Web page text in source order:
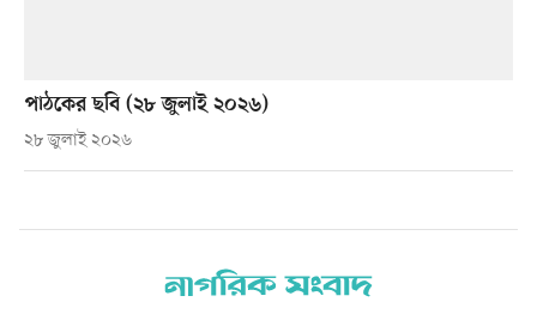
পাঠকের ছবি (২৮ জুলাই ২০২৬)
২৮ জুলাই ২০২৬